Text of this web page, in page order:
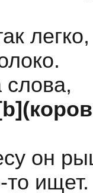
легко,
слова,
он
то ищет.